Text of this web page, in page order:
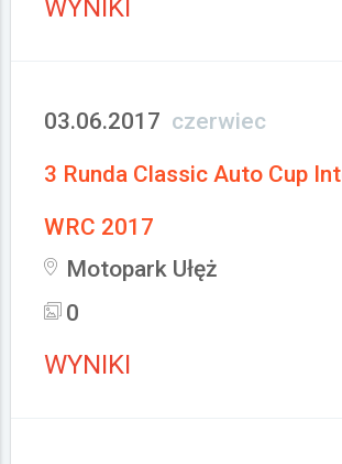
WYNIKI
03.06.2017 czerwiec
3 Runda Classic Auto Cup
WRC 2017
Motopark Ułęż
0
WYNIKI